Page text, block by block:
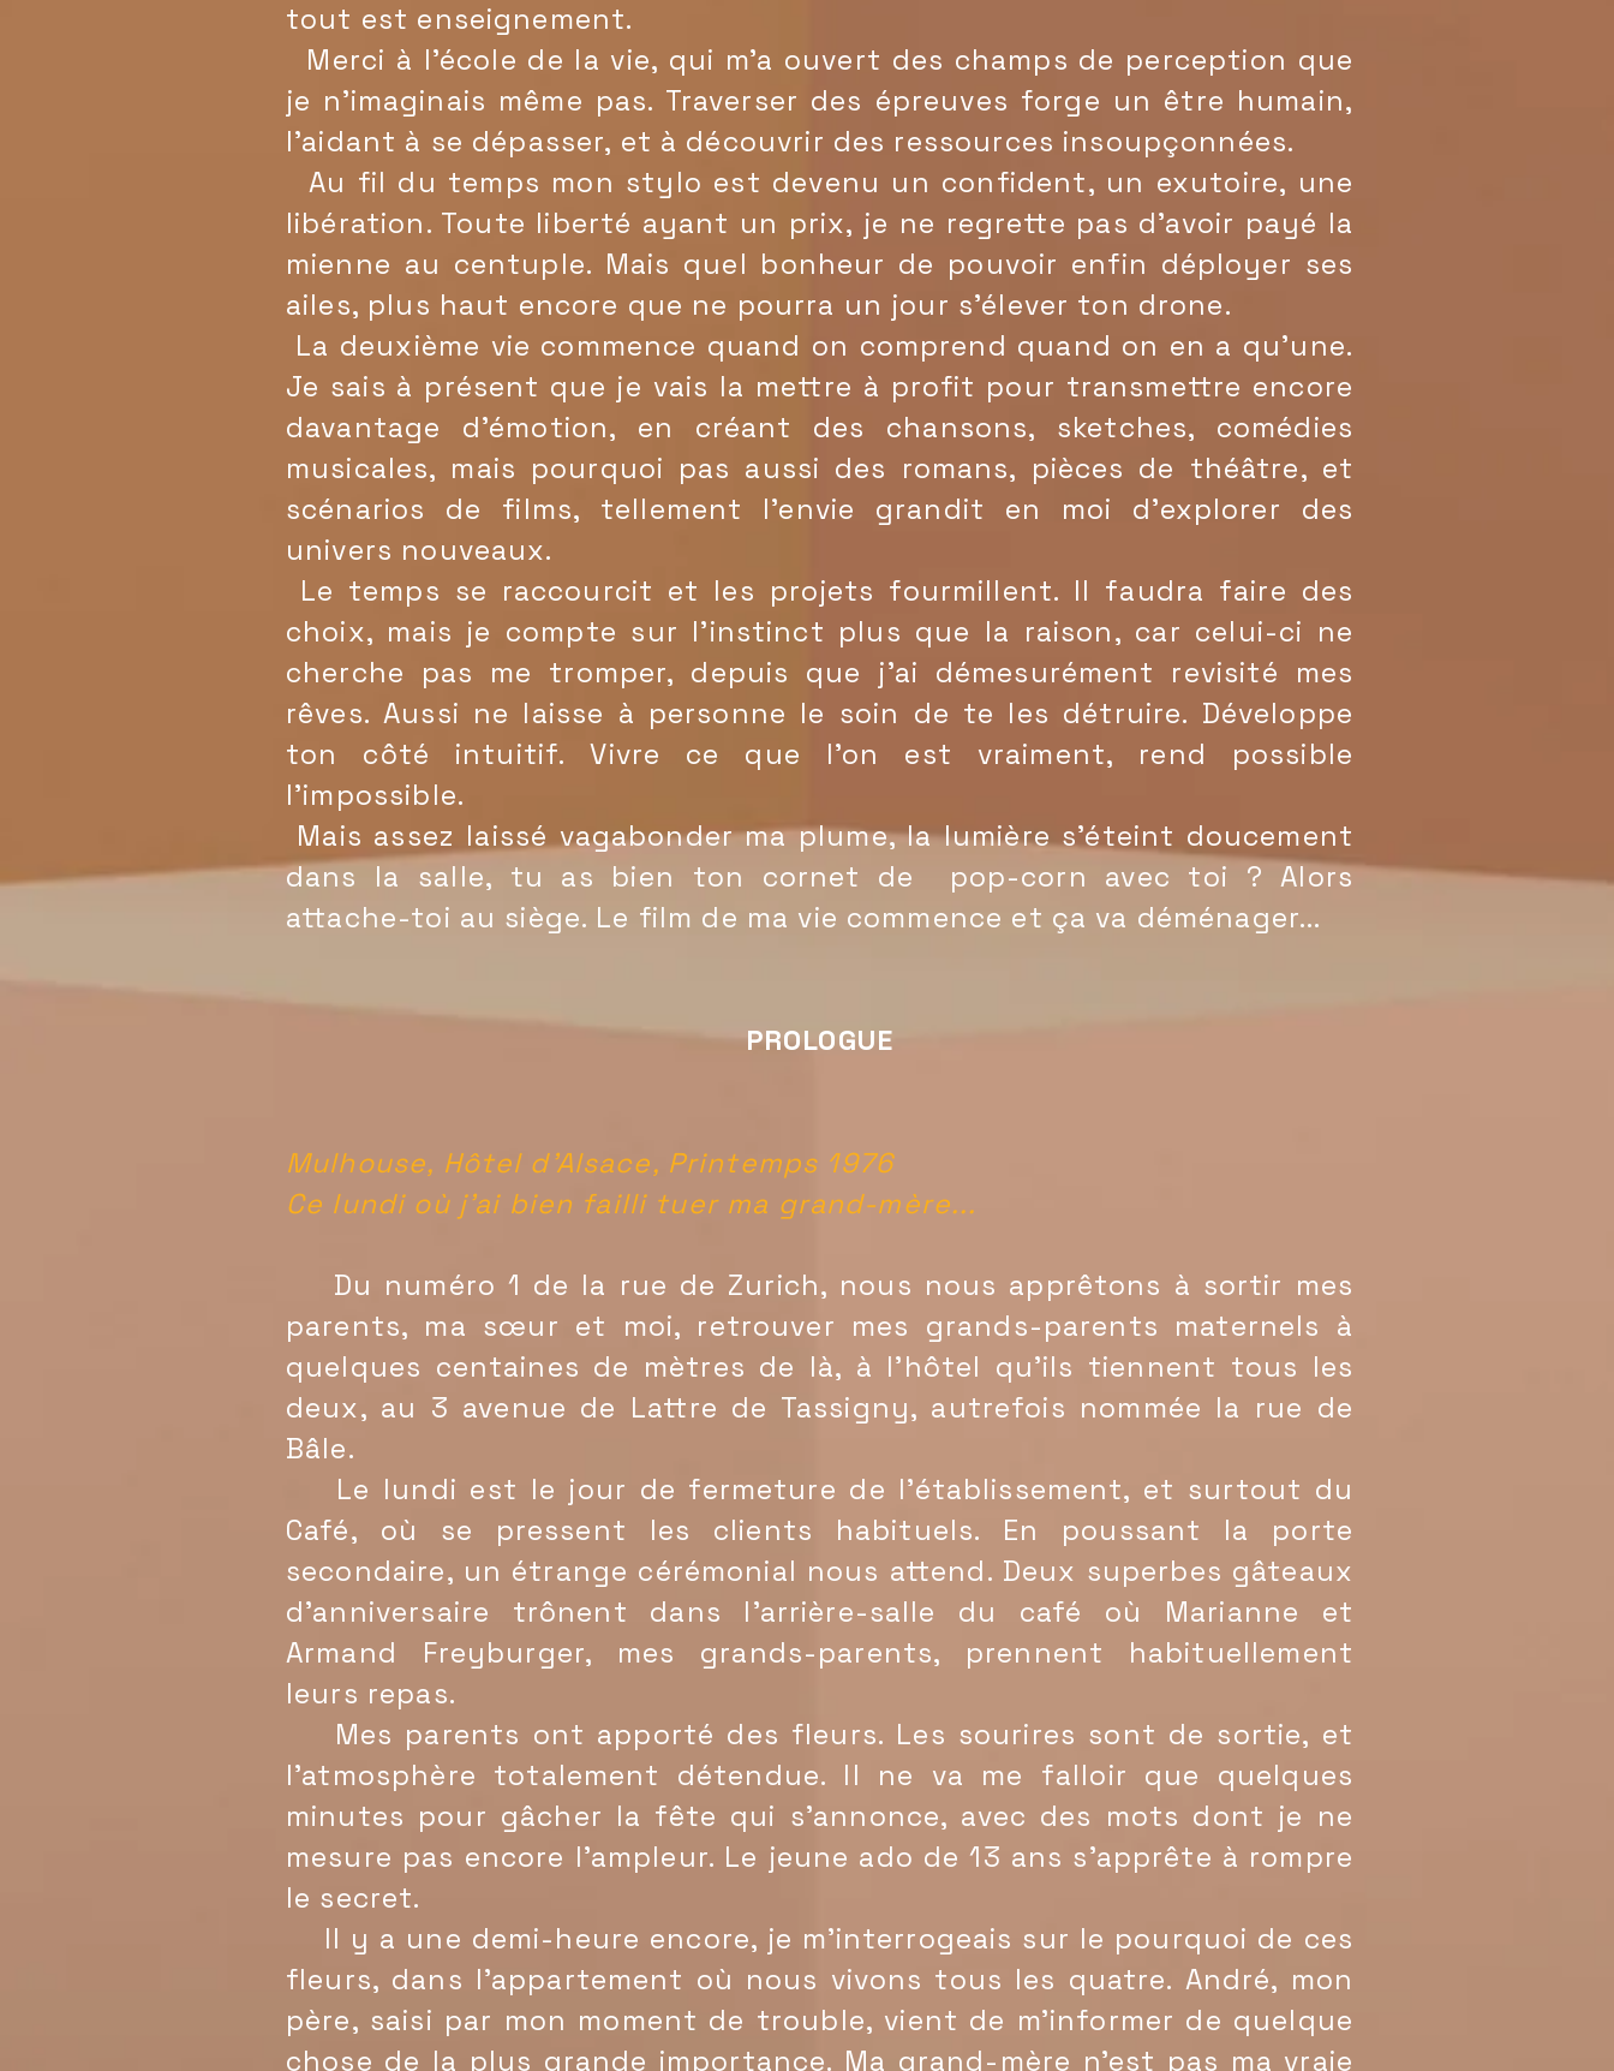
tout est enseignement.
Merci à l'école de la vie, qui m'a ouvert des champs de perception que
je n'imaginais même pas. Traverser des épreuves forge un être humain,
l'aidant à se dépasser, et à découvrir des ressources insoupçonnées.
Au fil du temps mon stylo est devenu un confident, un exutoire, une
libération. Toute liberté ayant un prix, je ne regrette pas d'avoir payé la
mienne au centuple. Mais quel bonheur de pouvoir enfin déployer ses
ailes, plus haut encore que ne pourra un jour s'élever ton drone.
La deuxième vie commence quand on comprend quand on en a qu'une.
Je sais à présent que je vais la mettre à profit pour transmettre encore
davantage d'émotion, en créant des chansons, sketches, comédies
musicales, mais pourquoi pas aussi des romans, pièces de théâtre, et
scénarios de films, tellement l'envie grandit en moi d'explorer des
univers nouveaux.
Le temps se raccourcit et les projets fourmillent. Il faudra faire des
choix, mais je compte sur l'instinct plus que la raison, car celui-ci ne
cherche pas me tromper, depuis que j'ai démesurément revisité mes
rêves. Aussi ne laisse à personne le soin de te les détruire. Développe
ton côté intuitif. Vivre ce que l'on est vraiment, rend possible
l'impossible.
Mais assez laissé vagabonder ma plume, la lumière s'éteint doucement
dans la salle, tu as bien ton cornet de pop-corn avec toi ? Alors
attache-toi au siège. Le film de ma vie commence et ça va déménager...
PROLOGUE
Mulhouse, Hôtel d'Alsace, Printemps 1976
Ce lundi où j'ai bien failli tuer ma grand-mère...
Du numéro 1 de la rue de Zurich, nous nous apprêtons à sortir mes
parents, ma sœur et moi, retrouver mes grands-parents maternels à
quelques centaines de mètres de là, à l'hôtel qu'ils tiennent tous les
deux, au 3 avenue de Lattre de Tassigny, autrefois nommée la rue de
Bâle.
Le lundi est le jour de fermeture de l'établissement, et surtout du
Café, où se pressent les clients habituels. En poussant la porte
secondaire, un étrange cérémonial nous attend. Deux superbes gâteaux
d'anniversaire trônent dans l'arrière-salle du café où Marianne et
Armand Freyburger, mes grands-parents, prennent habituellement
leurs repas.
Mes parents ont apporté des fleurs. Les sourires sont de sortie, et
l'atmosphère totalement détendue. Il ne va me falloir que quelques
minutes pour gâcher la fête qui s'annonce, avec des mots dont je ne
mesure pas encore l'ampleur. Le jeune ado de 13 ans s'apprête à rompre
le secret.
Il y a une demi-heure encore, je m'interrogeais sur le pourquoi de ces
fleurs, dans l'appartement où nous vivons tous les quatre. André, mon
père, saisi par mon moment de trouble, vient de m'informer de quelque
chose de la plus grande importance. Ma grand-mère n'est pas ma vraie